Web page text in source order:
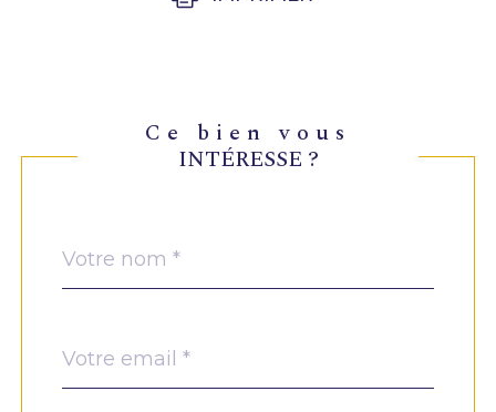
ce bien vous
INTÉRESSE ?
par
*
*